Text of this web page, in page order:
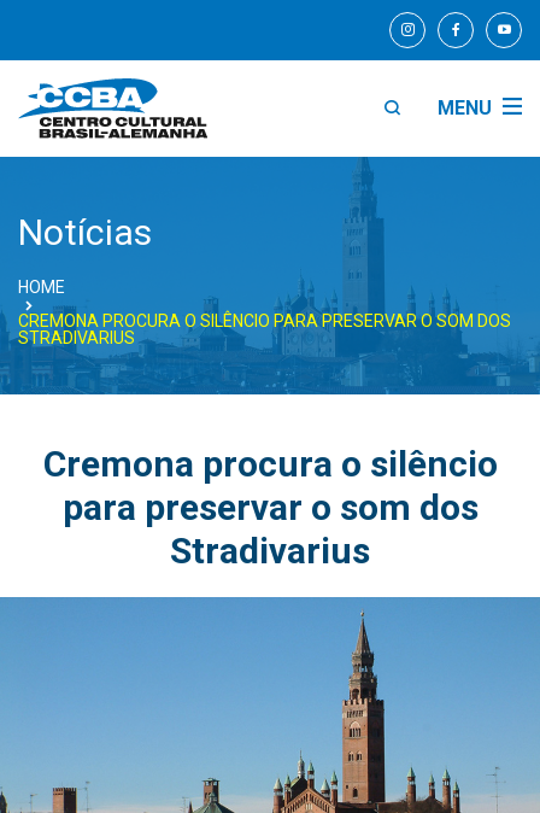
MENU
Notícias
HOME
CREMONA PROCURA O SILÊNCIO PARA PRESERVAR O SOM DOS
STRADIVARIUS
Cremona procura o silêncio
para preservar o som dos
Stradivarius